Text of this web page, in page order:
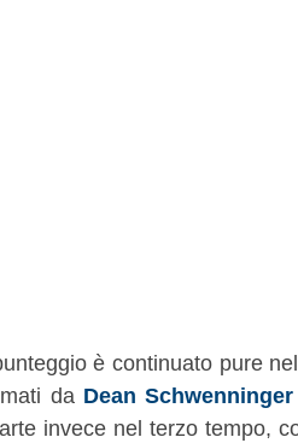
è continuato pure
da Dean Schwenninger
invece nel terzo tempo,